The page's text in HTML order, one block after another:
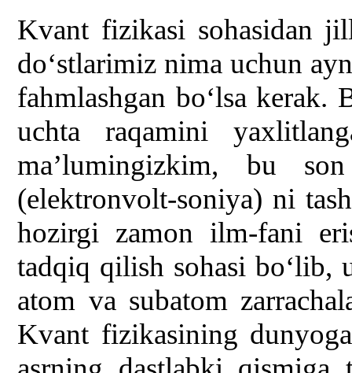
Kvant fizikasi sohasidan
do‘stlarimiz nima uchun
fahmlashgan bo‘lsa kerak.
uchta raqamini
ma’lumingizkim, bu
(elektronvolt-soniya) ni
hozirgi zamon ilm-fani
tadqiq qilish sohasi bo‘lib,
atom va subatom
Kvant fizikasining